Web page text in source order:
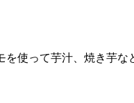
使って芋汁、焼き芋な